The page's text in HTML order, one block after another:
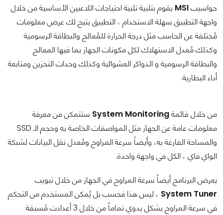
حواسيبMSI يقوم بتلبية تلبية احتياجات اللاعبين الأساسية من خلال
واجهة التطبيق سهلة الاستخدام ، التطبيق يتيح لك عرض معلومات
مُختلفة عن الحاسب مثل درجة الحرارة للمُعالح والبطاقة الرسومية
وكذلك مُعدل الاستهلاك لكل مكونات الجهاز بما فيها المعالج
والبطاقة الرسومية و الذواكر العشوائية وكذلك وحدات التخزين ومتابعة
أداء البطارية.
من خلال قائمةSystem Monitoring ستتمكن من معرفة
معلومات عامة عن الجهاز مثل المواصفات الخاصة به وحجم الـ SSD
والمساحة الفارغة به، وأيضاً سرعة المراوح ومُعدل نقل البيانات لشبكة
الواي فاي ، الكل في واجهة واحدة.
يعرض البرنامج أيضاً سرعة المراوح في الجهاز من خلال تبويب
System Tuner ، ليس هذا فحسب بل يُمكن المستخدم من التحكم
في سرعة المراوح بشكل يدوي تماماً من خلال 3 أعدادت مُسبقة